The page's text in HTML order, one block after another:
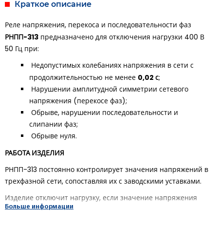
Краткое описание
Реле напряжения, перекоса и последовательности фаз
РНПП-313 предназначено для отключения нагрузки 400 В
50 Гц при:
Недопустимых колебаниях напряжения в сети с
продолжительностью не менее 0,02 с;
Нарушении амплитудной симметрии сетевого
напряжения (перекосе фаз);
Обрыве, нарушении последовательности и
слипании фаз;
Обрыве нуля.
РАБОТА ИЗДЕЛИЯ
РНПП-313 постоянно контролирует значения напряжений в
трехфазной сети, сопоставляя их с заводскими уставками.
Изделие отключит нагрузку, если значение напряжения
выйдет за пределы.
Больше информации